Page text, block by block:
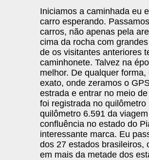
Iniciamos a caminhada eu
carro esperando.
carros, não apenas pela
cima da rocha com
de os visitantes anteriores
caminhonete. Talvez na
melhor. De qualquer
exato, onde zeramos o
estrada e entrar no meio
foi registrada no
quilômetro 6.591 da
confluência no estado do
interessante marca. Eu
dos 27 estados brasileiros,
em mais da metade dos